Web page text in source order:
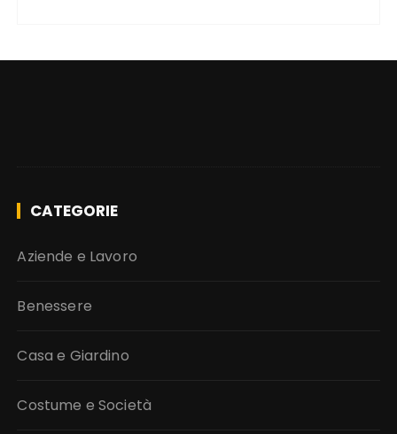
CATEGORIE
Aziende e Lavoro
Benessere
Casa e Giardino
Costume e Società